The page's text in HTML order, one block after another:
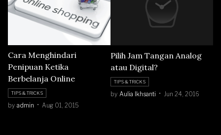
Cara Menghindari
Penipuan Ketika
Berbelanja Online
TIPS & TRICKS
by admin Aug 01, 2015
Pilih Jam Tangan Analog
atau Digital?
TIPS & TRICKS
by Aulia Ikhsanti Jun 24, 2016